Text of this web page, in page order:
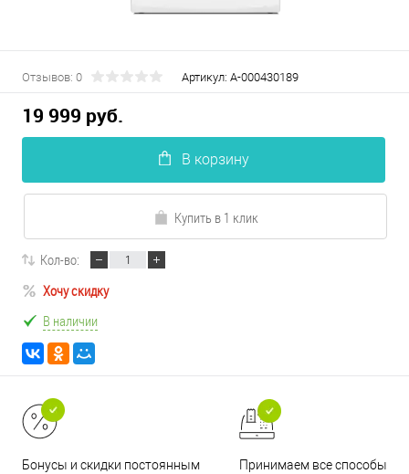
Отзывов: 0 Артикул: А-000430189
19 999 руб.
В корзину
Купить в 1 клик
Кол-во:
Хочу скидку
В наличии
Бонусы и скидки постоянным
Принимаем все способы